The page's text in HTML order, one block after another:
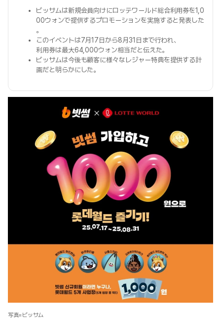
ビッサムは新規会員向けにロッテワールド総合利用券を1,0
00ウォンで提供するプロモーションを実施すると発表した
。
このイベントは7月17日から8月31日まで行われ、
利用券は最大64,000ウォン相当だと伝えた。
ビッサムは今後も顧客に様々なレジャー特典を提供する計
画だと明らかにした。
写真=ビッサム